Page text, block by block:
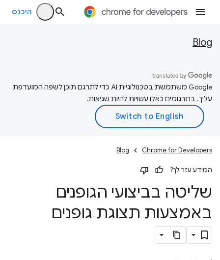
היכנס
Blog
‫Google משתמשת בטכנולוגיית AI כדי לתרגם תוכן לשפה המועדפת
עליך. בתרגומים כאלו עשויות להיות שגיאות.
Chrome for Developers
Blog
המידע עזר לך?
שליטה בביצועי הגופנים
באמצעות תצוגת גופנים